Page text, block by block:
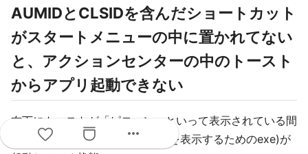
AUMIDとCLSIDを含んだショートカット
がスタートメニューの中に置かれてない
と、アクションセンターの中のトースト
からアプリ起動できない
右下にトーストが「ピローン」といって表示されている間
はアプリ本体(もしくはトーストを表示するためのexe)が
more_horiz